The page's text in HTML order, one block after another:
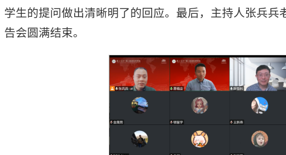
学生的提问做出清晰明了的回应。最后，主持人张兵
告会圆满结束。